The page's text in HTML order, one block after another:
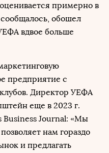
примерно в
обошел
вдвое больше
предприятие с
Директор УЕФА
еще в 2023 г.
Business Journal: «Мы
нам гораздо
и предлагать